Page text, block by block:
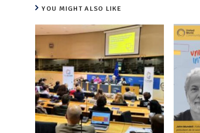
YOU MIGHT ALSO LIKE